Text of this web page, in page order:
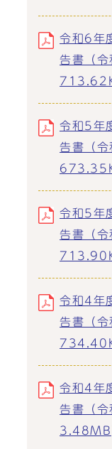
令和6年
告書（
令和5年
告書（
令和5年
告書（
令和4年
告書（
令和4年
告書（